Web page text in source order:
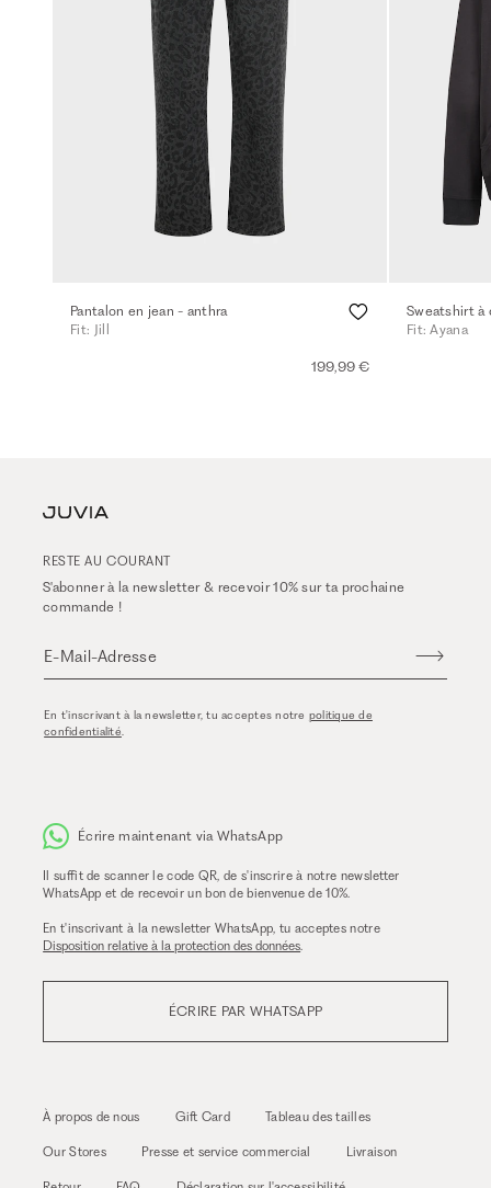
Pantalon en jean - anthra
Fit: Jill
199,99 €
Sweatshirt à
Fit: Ayana
RESTE AU COURANT
S'abonner à la newsletter & recevoir 10% sur ta prochaine
commande !
E-Mail-Adresse
En t'inscrivant à la newsletter, tu acceptes notre politique de
confidentialité.
Écrire maintenant via WhatsApp
Il suffit de scanner le code QR, de s'inscrire à notre newsletter
WhatsApp et de recevoir un bon de bienvenue de 10%.
En t'inscrivant à la newsletter WhatsApp, tu acceptes notre
Disposition relative à la protection des données.
ÉCRIRE PAR WHATSAPP
À propos de nous Gift Card Tableau des tailles
Our Stores Presse et service commercial Livraison